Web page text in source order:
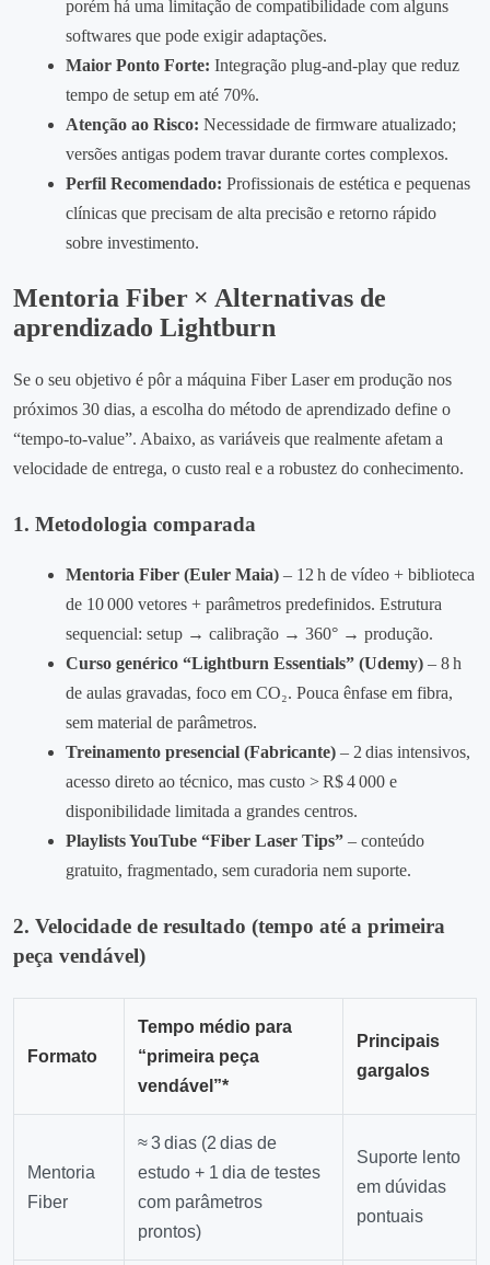
porém há uma limitação de compatibilidade com alguns
softwares que pode exigir adaptações.
Maior Ponto Forte: Integração plug‑and‑play que reduz
tempo de setup em até 70%.
Atenção ao Risco: Necessidade de firmware atualizado;
versões antigas podem travar durante cortes complexos.
Perfil Recomendado: Profissionais de estética e pequenas
clínicas que precisam de alta precisão e retorno rápido
sobre investimento.
Mentoria Fiber × Alternativas de
aprendizado Lightburn
Se o seu objetivo é pôr a máquina Fiber Laser em produção nos
próximos 30 dias, a escolha do método de aprendizado define o
“tempo‑to‑value”. Abaixo, as variáveis que realmente afetam a
velocidade de entrega, o custo real e a robustez do conhecimento.
1. Metodologia comparada
Mentoria Fiber (Euler Maia) – 12 h de vídeo + biblioteca
de 10 000 vetores + parâmetros predefinidos. Estrutura
sequencial: setup → calibração → 360° → produção.
Curso genérico “Lightburn Essentials” (Udemy) – 8 h
de aulas gravadas, foco em CO₂. Pouca ênfase em fibra,
sem material de parâmetros.
Treinamento presencial (Fabricante) – 2 dias intensivos,
acesso direto ao técnico, mas custo > R$ 4 000 e
disponibilidade limitada a grandes centros.
Playlists YouTube “Fiber Laser Tips” – conteúdo
gratuito, fragmentado, sem curadoria nem suporte.
2. Velocidade de resultado (tempo até a primeira
peça vendável)
Formato
Tempo médio para
“primeira peça
vendável”*
Principais
gargalos
Mentoria
Fiber
≈ 3 dias (2 dias de
estudo + 1 dia de testes
com parâmetros
prontos)
Suporte lento
em dúvidas
pontuais